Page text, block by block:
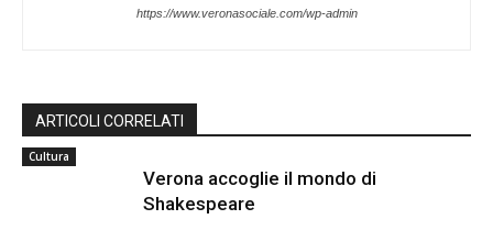
https://www.veronasociale.com/wp-admin
ARTICOLI CORRELATI
Cultura
Verona accoglie il mondo di
Shakespeare